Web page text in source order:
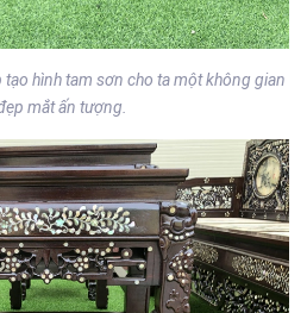
hình tam sơn cho ta một không gian
mắt ấn tượng.